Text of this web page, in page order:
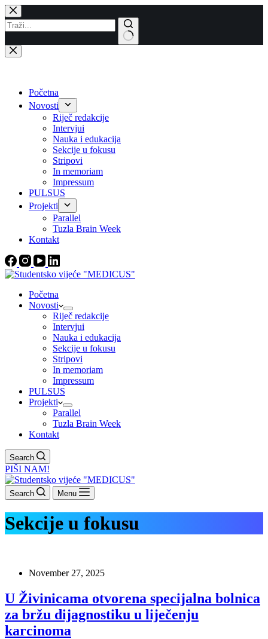
Skip
to
content
No
results
Početna
Novosti
Riječ redakcije
Intervjui
Nauka i edukacija
Sekcije u fokusu
Stripovi
In memoriam
Impressum
PULSUS
Projekti
Parallel
Tuzla Brain Week
Kontakt
Početna
Novosti
Riječ redakcije
Intervjui
Nauka i edukacija
Sekcije u fokusu
Stripovi
In memoriam
Impressum
PULSUS
Projekti
Parallel
Tuzla Brain Week
Kontakt
Search
PIŠI NAM!
Search Menu
Sekcije u fokusu
November 27, 2025
U Živinicama otvorena specijalna bolnica
za bržu dijagnostiku u liječenju
karcinoma